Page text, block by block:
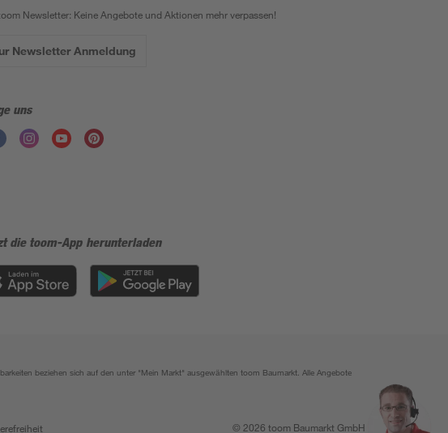
Newsletter: Keine Angebote und Aktionen mehr verpassen!
Newsletter Anmeldung
uns
die toom-App herunterladen
beziehen sich auf den unter "Mein Markt" ausgewählten toom Baumarkt. Alle Angebote
© 2026 toom Baumarkt GmbH